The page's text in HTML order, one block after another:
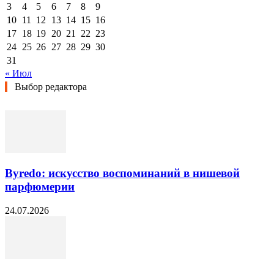
3
4 5 6 7 8
9
10 11 12 13 14 15 16
17 18 19 20 21 22 23
24 25 26 27 28 29 30
31
« Июл
Выбор редактора
Byredo: искусство воспоминаний в нишевой
парфюмерии
24.07.2026